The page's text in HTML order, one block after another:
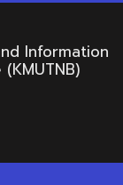
Information